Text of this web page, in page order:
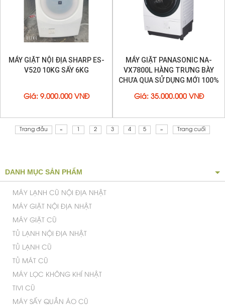
MÁY GIẶT NỘI ĐỊA SHARP ES-
V520 10KG SẤY 6KG
Giá : 9.000.000 VNĐ
MÁY GIẶT PANASONIC NA-
VX7800L HÀNG TRƯNG BÀY
CHƯA QUA SỬ DỤNG MỚI 100%
Giá : 35.000.000 VNĐ
Trang đầu « 2 3 4 5 » Trang cuối
DANH MỤC SẢN PHẨM
MÁY LẠNH CŨ NỘI ĐỊA NHẬT
MÁY GIẶT NỘI ĐỊA NHẬT
MÁY GIẶT CŨ
TỦ LẠNH NỘI ĐỊA NHẬT
TỦ LẠNH CŨ
TỦ MÁT CŨ
MÁY LỌC KHÔNG KHÍ NHẬT
TIVI CŨ
MÁY SẤY QUẦN ÁO CŨ